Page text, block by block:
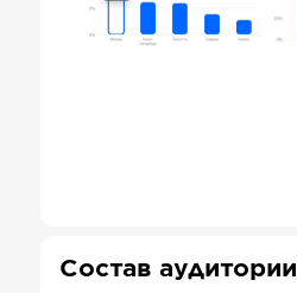
Состав аудитории